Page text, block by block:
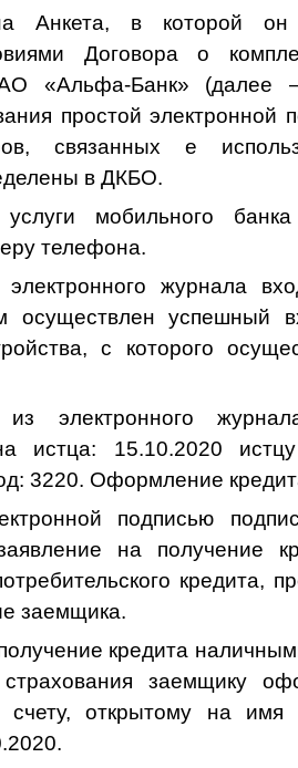
Анкета, в которой он
Договора о
«Альфа-Банк» (далее
простой электронной
связанных е
в ДКБО.
мобильного банка
телефона.
журнала
осуществлен успешный
с которого
электронного
истца: 15.10.2020
3220. Оформление
подписью
на получение
кредита,
заемщика.
кредита
заемщику
счету, открытому на имя